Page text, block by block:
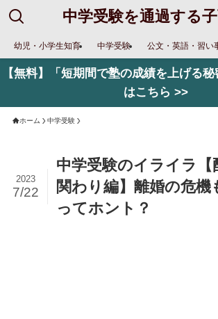
中学受験を通過する
幼児・小学生知育 中学受験 公文・英語・習い
【無料】「短期間で塾の成績を上げる
はこちら >>
ホーム 中学受験
中学受験のイライラ【
関わり編】離婚の危機
ってホント？
2023
7/22